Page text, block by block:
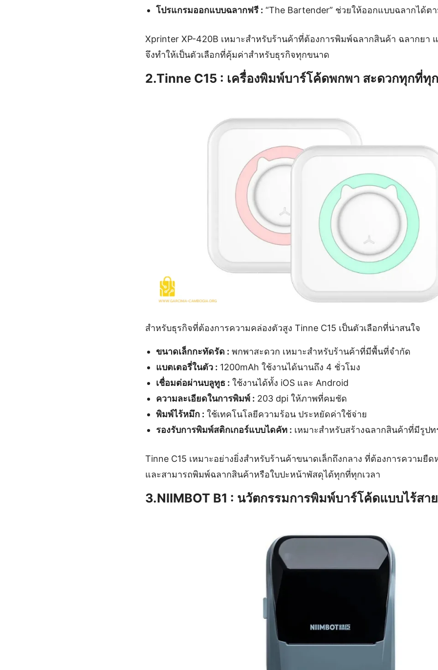
โปรแกรมออกแบบฉลากฟรี : “The Bartender” ช่วยให้ออกแบบฉลากได้ต
Xprinter XP-420B เหมาะสำหรับร้านค้าที่ต้องการพิมพ์ฉลากสินค้า ฉลากยา
จึงทำให้เป็นตัวเลือกที่คุ้มค่าสำหรับธุรกิจทุกขนาด
2.Tinne C15 : เครื่องพิมพ์บาร์โค้ดพกพา สะดวกทุกที่ทุ
สำหรับธุรกิจที่ต้องการความคล่องตัวสูง Tinne C15 เป็นตัวเลือกที่น่าสนใจ
ขนาดเล็กกะทัดรัด : พกพาสะดวก เหมาะสำหรับร้านค้าที่มีพื้นที่จำกัด
แบตเตอรี่ในตัว : 1200mAh ใช้งานได้นานถึง 4 ชั่วโมง
เชื่อมต่อผ่านบลูทูธ : ใช้งานได้ทั้ง iOS และ Android
ความละเอียดในการพิมพ์ : 203 dpi ให้ภาพที่คมชัด
พิมพ์ไร้หมึก : ใช้เทคโนโลยีความร้อน ประหยัดค่าใช้จ่าย
รองรับการพิมพ์สติกเกอร์แบบไดคัท : เหมาะสำหรับสร้างฉลากสินค้าที่มีรูปท
Tinne C15 เหมาะอย่างยิ่งสำหรับร้านค้าขนาดเล็กถึงกลาง ที่ต้องการความยื
และสามารถพิมพ์ฉลากสินค้าหรือใบปะหน้าพัสดุได้ทุกที่ทุกเวลา
3.NIIMBOT B1 : นวัตกรรมการพิมพ์บาร์โค้ดแบบไร้สาย